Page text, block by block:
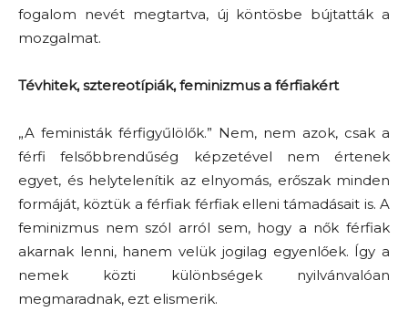
fogalom nevét megtartva, új köntösbe bújtatták a
mozgalmat.
Tévhitek, sztereotípiák, feminizmus a férfiakért
„A feministák férfigyűlölők.” Nem, nem azok, csak a
férfi felsőbbrendűség képzetével nem értenek
egyet, és helytelenítik az elnyomás, erőszak minden
formáját, köztük a férfiak férfiak elleni támadásait is. A
feminizmus nem szól arról sem, hogy a nők férfiak
akarnak lenni, hanem velük jogilag egyenlőek. Így a
nemek közti különbségek nyilvánvalóan
megmaradnak, ezt elismerik.